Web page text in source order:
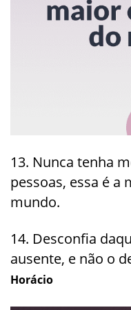
13. Nunca tenha
pessoas, essa é a
mundo.
14. Desconfia
ausente, e não o
Horácio